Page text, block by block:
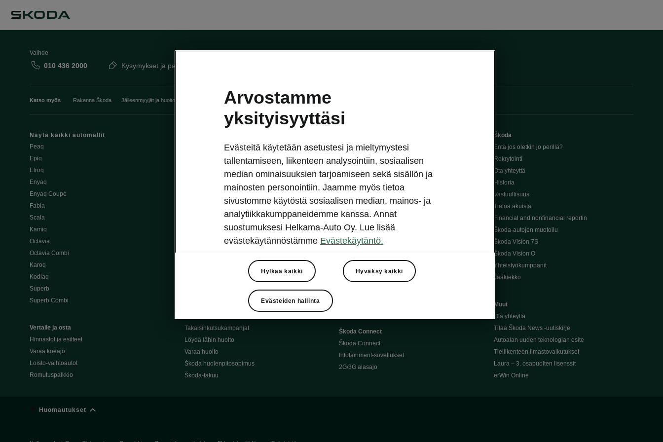
Vaihde
010 436 2000 Kysymykset ja palaute
Katso myös Rakenna Škoda Jälleenmyyjät ja huolto Heti vapaat Škoda-mallit Käyttöohjeet Škoda Shop
Näytä kaikki automallit
Peaq
Epiq
Elroq
Enyaq
Enyaq Coupé
Fabia
Scala
Kamiq
Octavia
Octavia Combi
Karoq
Kodiaq
Superb
Superb Combi
Vertaile ja osta
Hinnastot ja esitteet
Varaa koeajo
Loisto-vaihtoautot
Romutuspalkkio
Osta Škoda verkossa
Škoda Yksityisleasing
Škodan Vakuutus
Škoda 4×4 -mallit
Škoda-katumaasturimallit
Alkuperäiset Škoda-varaosat
Alkuperäiset Škoda-moottoriöljyt
Takaisinkutsukampanjat
Löydä lähin huolto
Varaa huolto
Škoda huolenpitosopimus
Škoda-takuu
Avustinjärjestelmät
Sähköautot ja hybridit
Sähköautot ja hybridit
Ladattavat hybridit
Vinkkejä sähköautoiluun
Ajoakku ja turvallisuus
Ohjelmiston päivitys
Kotilataus
Latauspisteet kartalla
Škoda Connect
Škoda Connect
Infotainment-sovellukset
2G/3G alasajo
Škoda
Entä jos oletkin jo perillä?
Rekrytointi
Ota yhteyttä
Historia
Vastuullisuus
Tietoa akuista
Financial and nonfinancial reportin
Škoda-autojen muotoilu
Škoda Vision 7S
Škoda Vision O
Yhteistyökumppanit
Jääkiekko
Muut
Ota yhteyttä
Tilaa Škoda News -uutiskirje
Autoalan uuden teknologian esite
Tieliikenteen ilmastovaikutukset
Laura – 3. osapuolten lisenssit
erWin Online
Huomautukset
Arvostamme
yksityisyyttäsi
Evästeitä käytetään asetustesi ja mieltymystesi
tallentamiseen, liikenteen analysointiin, sosiaalisen
median ominaisuuksien tarjoamiseen sekä sisällön ja
mainosten personointiin. Jaamme myös tietoa
sivustomme käytöstä sosiaalisen median, mainos- ja
analytiikkakumppaneidemme kanssa. Annat
suostumuksesi Helkama-Auto Oy. Lue lisää
evästekäytännöstämme Evästekäytäntö.
Hylkää kaikki Hyväksy kaikki
Evästeiden hallinta